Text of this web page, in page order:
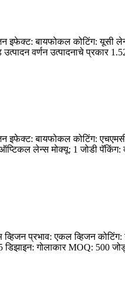
बायफोकल कोटिंग: यूसी
वर्णन उत्पादनाचे
बायफोकल कोटिंग:
लेन्स मोक्यू: 1 जोडी
प्रभाव: एकल व्हिजन
गोलाकार MOQ: 500